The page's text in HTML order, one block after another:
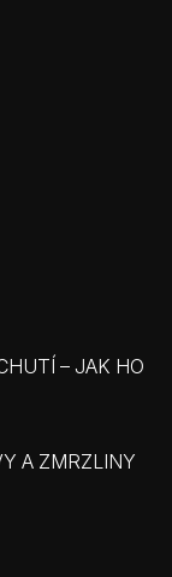
– JAK HO
A ZMRZLINY